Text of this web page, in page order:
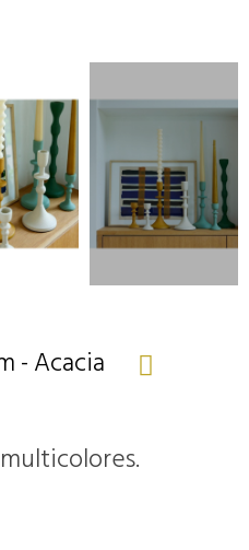
- Acacia